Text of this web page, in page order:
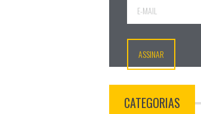
CATEGORIAS